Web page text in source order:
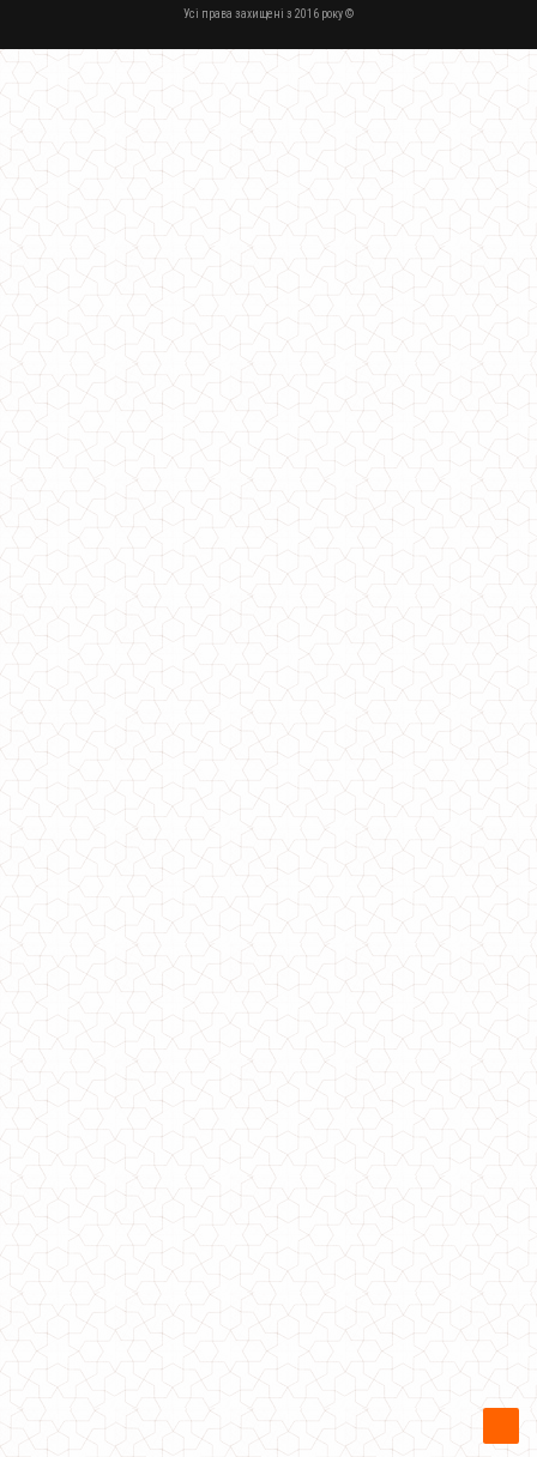
Коротке жіноче плаття з ефектним декольте
810.00грн.
Коротке жіноче замшеве плаття з рукавом
850.00грн.
Жіноче коротке плаття з чорним мереживом
820.00грн.
Коротке жіноче плаття чорного кольору батал
670.00грн.
Жіноче коротке пальто з кашеміру на запах
Усі права захищені з 2016 року ©